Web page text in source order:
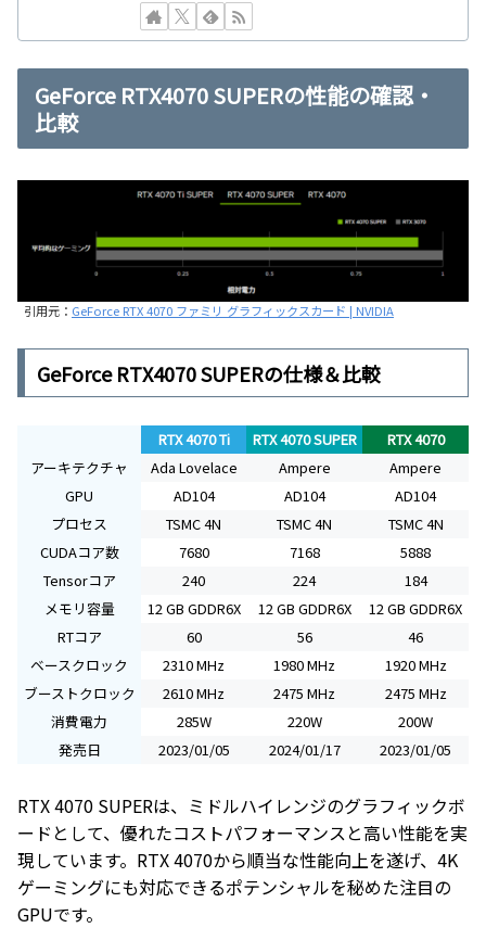
GeForce RTX4070 SUPERの性能の確認・
比較
引用元： GeForce RTX 4070 ファミリ グラフィックスカード | NVIDIA
GeForce RTX4070 SUPERの仕様＆比較
RTX 4070 Ti RTX 4070 SUPER
RTX 4070
アーキテクチャ
Ada Lovelace Ampere
Ampere
GPU
AD104 AD104
AD104
プロセス
TSMC 4N TSMC 4N
TSMC 4N
CUDAコア数
7680 7168
5888
Tensorコア
240 224
184
メモリ容量
12 GB GDDR6X 12 GB GDDR6X
12 GB GDDR6X
RTコア
60 56
46
ベースクロック
2310 MHz 1980 MHz
1920 MHz
ブーストクロック
2610 MHz 2475 MHz
2475 MHz
消費電力
285W 220W
200W
発売日
2023/01/05 2024/01/17 2023/01/05
RTX 4070 SUPERは、ミドルハイレンジのグラフィックボ
ードとして、優れたコストパフォーマンスと高い性能を実
現しています。RTX 4070から順当な性能向上を遂げ、4K
ゲーミングにも対応できるポテンシャルを秘めた注目の
GPUです。